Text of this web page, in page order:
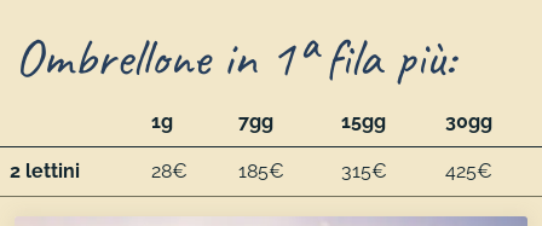
Ombrellone in 1ª fila più:
1g 7gg 15gg 30gg
2 lettini 28€ 185€ 315€ 425€